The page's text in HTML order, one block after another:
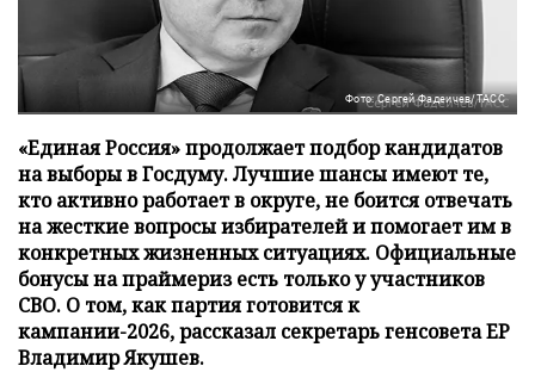
Фото: Сергей Фадеичев/ТАСС
«Единая Россия» продолжает подбор кандидатов
на выборы в Госдуму. Лучшие шансы имеют те,
кто активно работает в округе, не боится отвечать
на жесткие вопросы избирателей и помогает им в
конкретных жизненных ситуациях. Официальные
бонусы на праймериз есть только у участников
СВО. О том, как партия готовится к
кампании-2026, рассказал секретарь генсовета ЕР
Владимир Якушев.